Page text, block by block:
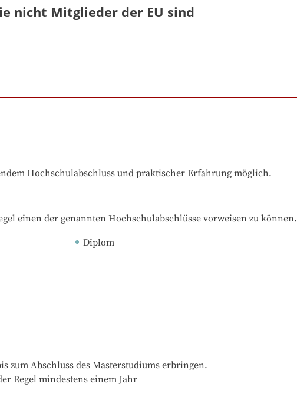
nicht Mitglieder der EU sind
Hochschulabschluss und praktischer Erfahrung möglich.
einen der genannten Hochschulabschlüsse vorweisen zu können.
Diplom
zum Abschluss des Masterstudiums erbringen.
Regel mindestens einem Jahr